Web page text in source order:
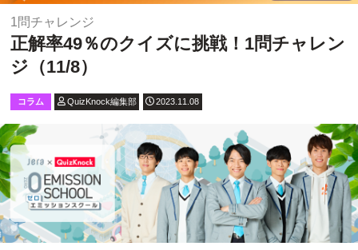
1問チャレンジ
正解率49％のクイズに挑戦！1問チャレン
ジ（11/8）
コラム QuizKnock編集部 2023.11.08